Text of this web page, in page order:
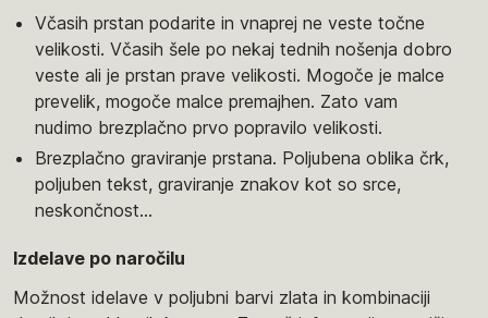
Včasih prstan podarite in vnaprej ne veste točne
velikosti. Včasih šele po nekaj tednih nošenja dobro
veste ali je prstan prave velikosti. Mogoče je malce
prevelik, mogoče malce premajhen. Zato vam
nudimo brezplačno prvo popravilo velikosti.
Brezplačno graviranje prstana. Poljubena oblika črk,
poljuben tekst, graviranje znakov kot so srce,
neskončnost...
Izdelave po naročilu
Možnost idelave v poljubni barvi zlata in kombinaciji